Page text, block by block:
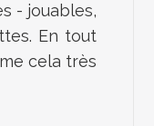
- jouables,
En tout
cela très